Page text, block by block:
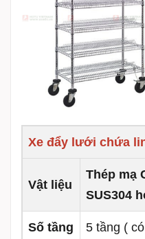
Xe đẩy lưới chứa
Vật liệu
Thép mạ
SUS304
Số tầng 5 tầng (